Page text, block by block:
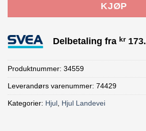
KJØP
Delbetaling fra kr
Produktnummer: 34559
Leverandørs varenummer: 74429
Kategorier: Hjul Hjul Landevei